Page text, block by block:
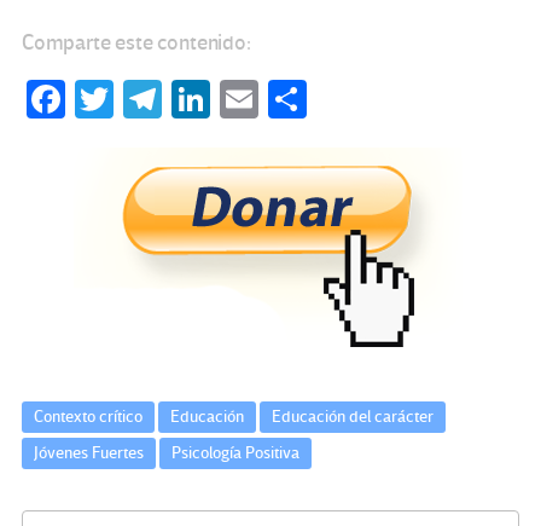
Comparte este contenido:
Fa T
tt
er
Te
gr
a
m
Li
ke
dI
n
E
ail m
p
ar
tir
Contexto crítico Educación
Educación del carácter
Jóvenes Fuertes
Psicología Positiva